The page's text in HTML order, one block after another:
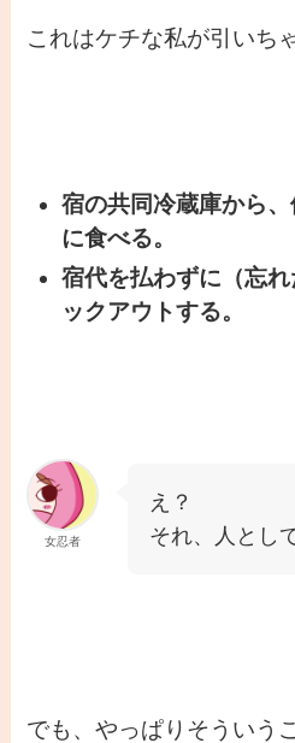
これはケチな私が引いち
宿の共同冷蔵庫から
に食べる。
宿代を払わずに（忘
ックアウトする。
女忍者
え？
それ、人とし
でも、やっぱりそういう